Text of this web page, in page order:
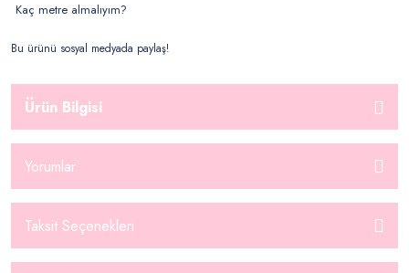
Kaç metre almalıyım?
Bu ürünü sosyal medyada paylaş!
Ürün Bilgisi
Yorumlar
Taksit Seçenekleri